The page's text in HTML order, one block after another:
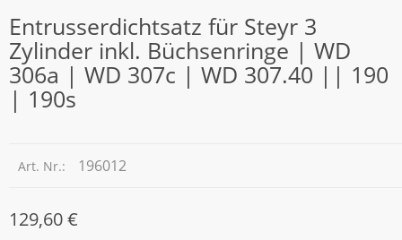
Entrusserdichtsatz für Steyr 3
Zylinder inkl. Büchsenringe | WD
306a | WD 307c | WD 307.40 || 190
| 190s
Art. Nr.: 196012
129,60€